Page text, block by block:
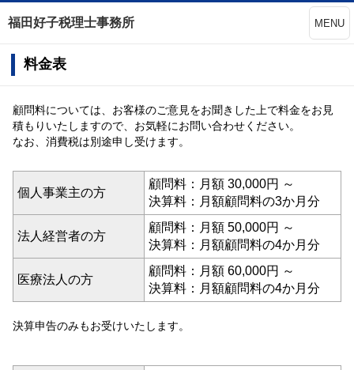
福田好子税理士事務所 MENU
料金表
顧問料については、お客様のご意見をお聞きした上で料金をお見
積もりいたしますので、お気軽にお問い合わせください。
なお、消費税は別途申し受けます。
個人事業主の方
顧問料：月額 30,000円 ～
決算料：月額顧問料の3か月分
法人経営者の方
顧問料：月額 50,000円 ～
決算料：月額顧問料の4か月分
医療法人の方
顧問料：月額 60,000円 ～
決算料：月額顧問料の4か月分
決算申告のみもお受けいたします。